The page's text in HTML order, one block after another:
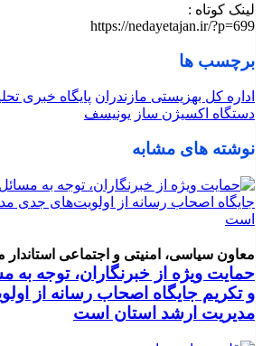
لینک کوتاه :
https://nedayetajan.ir/?p=699
برچسب ها
اداره کل بهزیستی مازندران پایگاه خبری
دستگاه اکسیژن ساز یونیسف
نوشته های مشابه
معاون سیاسی، امنیتی و اجتماعی
حمایت ویژه از خبرنگاران، توجه به
و تکریم جایگاه اصحاب رسانه از
مدیریت ارشد استان است